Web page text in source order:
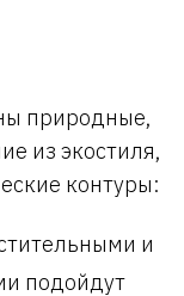
природные,
из экостиля,
контуры:
и
подойдут